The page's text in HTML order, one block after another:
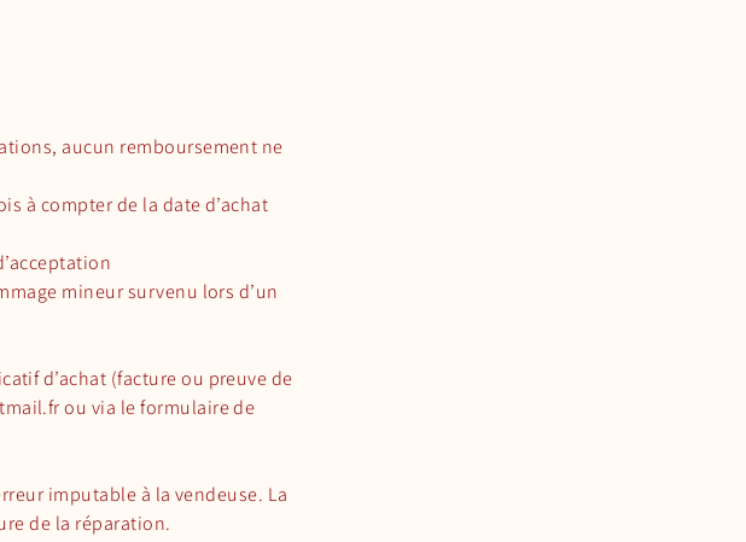
aucun remboursement ne
à compter de la date d’achat
mineur survenu lors d’un
d’achat (facture ou preuve de
ou via le formulaire de
imputable à la vendeuse. La
de la réparation.